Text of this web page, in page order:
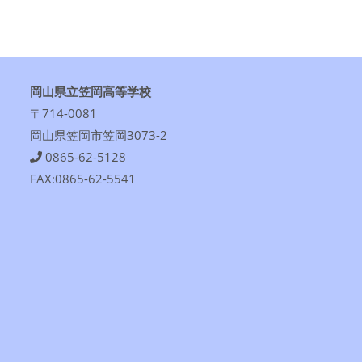
岡山県立笠岡高等学校
〒714-0081
岡山県笠岡市笠岡3073-2
0865-62-5128
FAX:0865-62-5541